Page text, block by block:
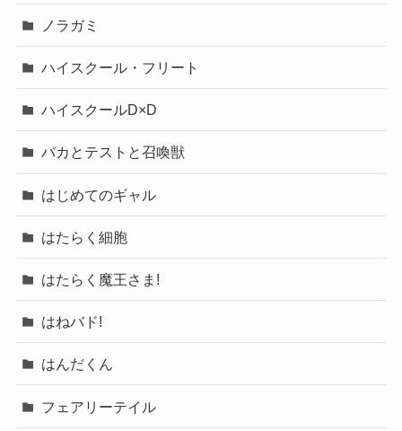
ノラガミ
ハイスクール・フリート
ハイスクールD×D
バカとテストと召喚獣
はじめてのギャル
はたらく細胞
はたらく魔王さま!
はねバド!
はんだくん
フェアリーテイル